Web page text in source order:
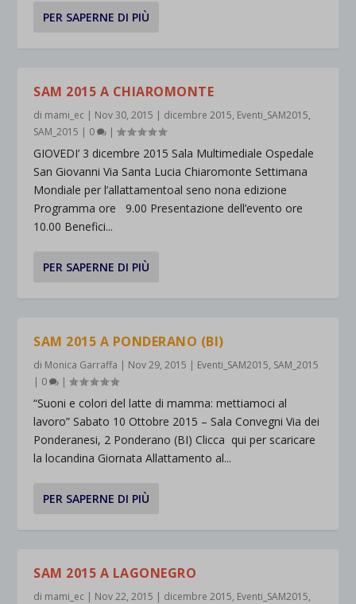
PER SAPERNE DI PIÙ
SAM 2015 A CHIAROMONTE
di mami_ec | Nov 30, 2015 | dicembre 2015, Eventi_SAM2015,
SAM_2015 | 0 |
GIOVEDI’ 3 dicembre 2015 Sala Multimediale Ospedale
San Giovanni Via Santa Lucia Chiaromonte Settimana
Mondiale per l’allattamentoal seno nona edizione
Programma ore 9.00 Presentazione dell’evento ore
10.00 Benefici...
PER SAPERNE DI PIÙ
SAM 2015 A PONDERANO (BI)
di Monica Garraffa | Nov 29, 2015 | Eventi_SAM2015, SAM_2015
| 0 |
“Suoni e colori del latte di mamma: mettiamoci al
lavoro” Sabato 10 Ottobre 2015 – Sala Convegni Via dei
Ponderanesi, 2 Ponderano (BI) Clicca qui per scaricare
la locandina Giornata Allattamento al...
PER SAPERNE DI PIÙ
SAM 2015 A LAGONEGRO
di mami_ec | Nov 22, 2015 | dicembre 2015, Eventi_SAM2015,